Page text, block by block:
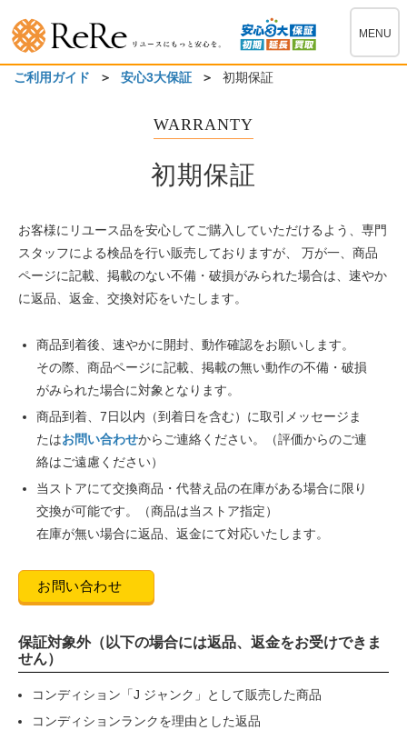
MENU
ご利用ガイド 安心3大保証 初期保証
WARRANTY
初期保証
お客様にリユース品を安心してご購入していただけるよう、専門
スタッフによる検品を行い販売しておりますが、 万が一、商品
ページに記載、掲載のない不備・破損がみられた場合は、速やか
に返品、返金、交換対応をいたします。
商品到着後、速やかに開封、動作確認をお願いします。
その際、商品ページに記載、掲載の無い動作の不備・破損
がみられた場合に対象となります。
商品到着、7日以内（到着日を含む）に取引メッセージま
たはお問い合わせからご連絡ください。（評価からのご連
絡はご遠慮ください）
当ストアにて交換商品・代替え品の在庫がある場合に限り
交換が可能です。（商品は当ストア指定）
在庫が無い場合に返品、返金にて対応いたします。
お問い合わせ
保証対象外（以下の場合には返品、返金をお受けできま
せん）
コンディション「J ジャンク」として販売した商品
コンディションランクを理由とした返品